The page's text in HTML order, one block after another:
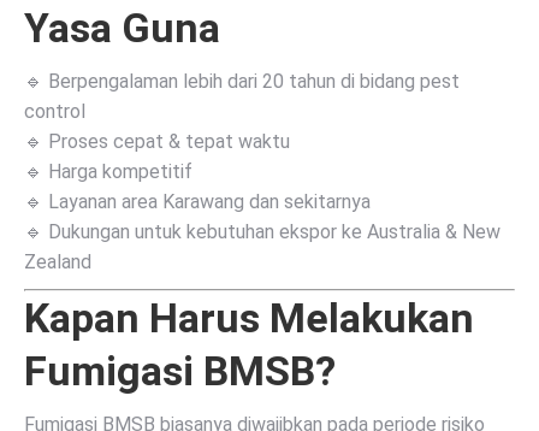
Yasa Guna
🔹 Berpengalaman lebih dari 20 tahun di bidang pest
control
🔹 Proses cepat & tepat waktu
🔹 Harga kompetitif
🔹 Layanan area Karawang dan sekitarnya
🔹 Dukungan untuk kebutuhan ekspor ke Australia & New
Zealand
Kapan Harus Melakukan
Fumigasi BMSB?
Fumigasi BMSB biasanya diwajibkan pada periode risiko